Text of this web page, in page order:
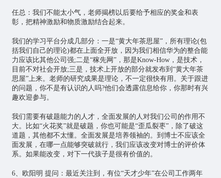
任总：我们不能太小气，老师揭榜以后要给予相应的奖金和表
彰，把精神激励和物质激励结合起来。
我们的学习平台分成几部分：一是“黄大年茶思屋”，所有理论(包
括我们自己的理论)都在上面全开放，因为我们相信华为的整合能
力应该比其他公司强;二是“稼先网”，那是Know-How，是技术，
目前不对社会开放;三是，技术上开放的部分就发布到“黄大年茶
思屋”上来。老师的研究成果是理论，不一定很快有用。关于跟进
的问题，你不是有认识的人吗?他们会透露信息给你，你那时有兴
趣欢迎参与。
我们需要有破题能力的人才，全面发展的人对我们公司的作用不
大。比如“火花奖”就是破题，你也可能是“歪瓜裂枣”，除了破这
道题，其他都不太懂。全面发展是培养领袖的。到博士不应该全
面发展，在哪一点能够突破就行，我们应该改变对博士的评价体
系。如果能改变，对下一代孩子是很有价值的。
6、欧阳明 提问：最近关注到，有位“天才少年”在公司工作两年